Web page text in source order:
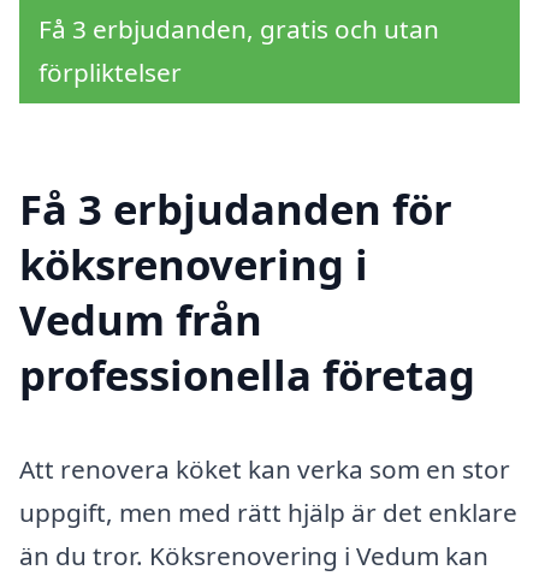
Få 3 erbjudanden, gratis och utan
förpliktelser
Få 3 erbjudanden för
köksrenovering i
Vedum från
professionella företag
Att renovera köket kan verka som en stor
uppgift, men med rätt hjälp är det enklare
än du tror. Köksrenovering i Vedum kan